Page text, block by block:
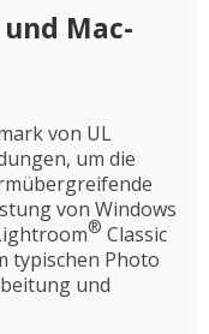
Mac-
von UL
um die
von Windows
® Classic
typischen Photo
und